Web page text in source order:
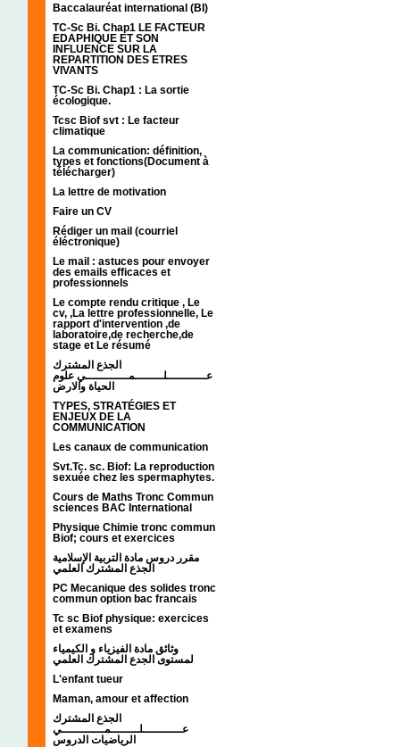
Baccalauréat international (BI)
TC-Sc Bi. Chap1 LE FACTEUR
EDAPHIQUE ET SON
INFLUENCE SUR LA
REPARTITION DES ETRES
VIVANTS
TC-Sc Bi. Chap1 : La sortie
écologique.
Tcsc Biof svt : Le facteur
climatique
La communication: définition,
types et fonctions(Document à
télécharger)
La lettre de motivation
Faire un CV
Rédiger un mail (courriel
éléctronique)
Le mail : astuces pour envoyer
des emails efficaces et
professionnels
Le compte rendu critique , Le
cv, ,La lettre professionnelle, Le
rapport d'intervention ,de
laboratoire,de recherche,de
stage et Le résumé
الجذع المشترك
عـــــــــــلــــــــمــــــــــــي علوم
الحياة والارض
TYPES, STRATÉGIES ET
ENJEUX DE LA
COMMUNICATION
Les canaux de communication
Svt.Tc. sc. Biof: La reproduction
sexuée chez les spermaphytes.
Cours de Maths Tronc Commun
sciences BAC International
Physique Chimie tronc commun
Biof; cours et exercices
مقرر دروس مادة التربية الإسلامية
الجذع المشترك العلمي
PC Mecanique des solides tronc
commun option bac francais
Tc sc Biof physique: exercices
et examens
وثائق مادة الفيزياء و الكيمياء
L'enfant tueur
Maman, amour et affection
الجذع المشترك
عـــــــــــلــــــــمــــــــــــي
الرياضيات الدروس